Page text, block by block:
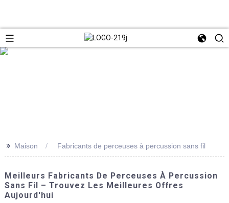
>> Maison Fabricants de perceuses à percussion sans fil
Meilleurs Fabricants De Perceuses À Percussion
Sans Fil – Trouvez Les Meilleures Offres
Aujourd'hui